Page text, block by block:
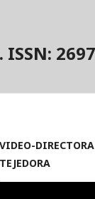
VIDEO-
TEJEDORA